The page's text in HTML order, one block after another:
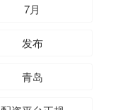
7月
发布
青岛